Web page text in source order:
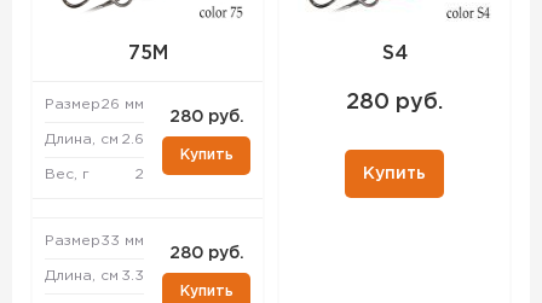
75M
Размер26 мм
Длина, см 2.6
Вес, г 2
280 руб.
Купить
Размер33 мм
Длина, см 3.3
280 руб.
Купить
S4
280 руб.
Купить